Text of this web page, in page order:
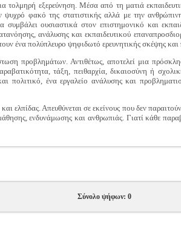
εξερεύνηση. Μέσα από τη ματιά
φακό της στατιστικής αλλά με την
ουσιαστικά στον επιστημονικό και
ανάλυσης και εκπαιδευτικού
ένα πολύπλευρο ψηφιδωτό ερευνητικής σκέψης και
προβλημάτων. Αντιθέτως, αποτελεί μια
τάξη, πειθαρχία, δικαιοσύνη ή
πολιτικό, ένα εργαλείο ανάλυσης και
ελπίδας. Απευθύνεται σε εκείνους που δεν
ενδυνάμωσης και ανθρωπιάς. Γιατί κάθε
Σύνολο ψήφων: 0